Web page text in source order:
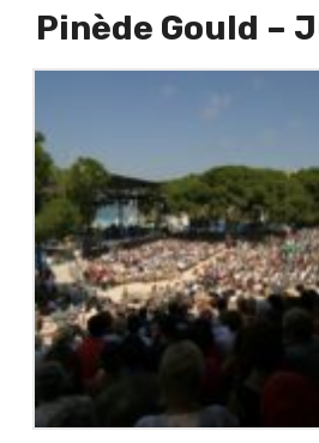
Pinède Gould –